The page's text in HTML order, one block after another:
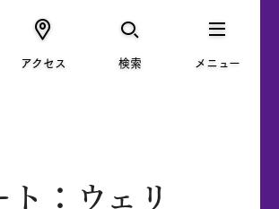
アクセス 検索 メニュー
：ウェリ